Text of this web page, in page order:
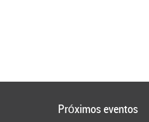
Próximos eventos